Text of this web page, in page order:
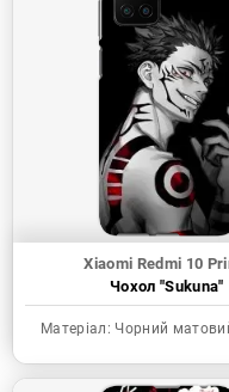
Xiaomi Redmi 10
Чохол "Sukuna"
Матеріал: Чорний